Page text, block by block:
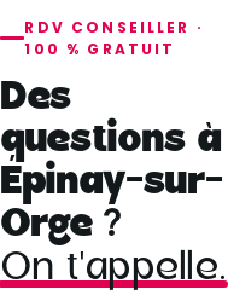
RDV CONSEILLER ·
100 % GRATUIT
Des
questions à
Épinay-sur-
Orge ?
On t'appelle.